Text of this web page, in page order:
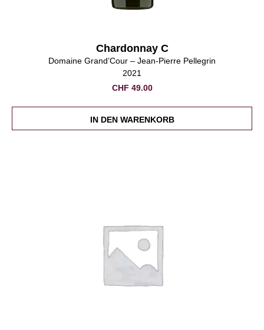
Chardonnay C
Domaine Grand’Cour – Jean-Pierre Pellegrin
2021
CHF 49.00
IN DEN WARENKORB